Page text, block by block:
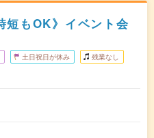
短もOK》イベント会
土日祝日が休み 残業なし